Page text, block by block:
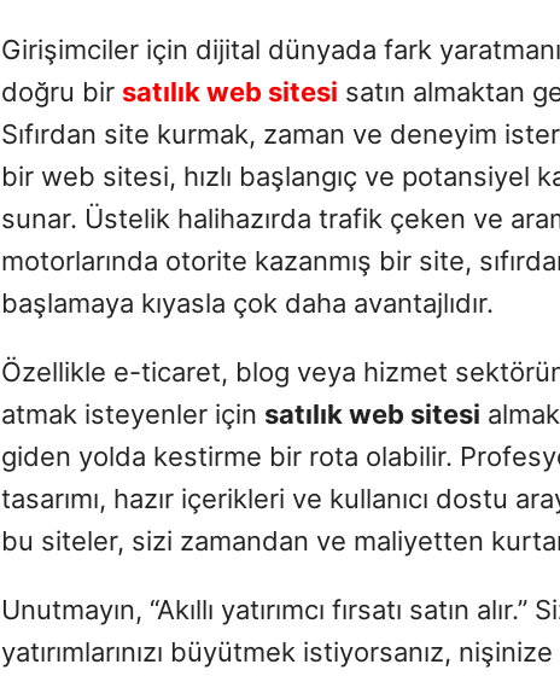
Girişimciler için dijital dünyada fark
doğru bir satılık web sitesi satın almaktan
Sıfırdan site kurmak, zaman ve deneyim
bir web sitesi, hızlı başlangıç ve potansiyel
sunar. Üstelik halihazırda trafik çeken ve
motorlarında otorite kazanmış bir site,
başlamaya kıyasla çok daha avantajlıdır.
Özellikle e-ticaret, blog veya hizmet
atmak isteyenler için satılık web sitesi
giden yolda kestirme bir rota olabilir.
tasarımı, hazır içerikleri ve kullanıcı dostu
bu siteler, sizi zamandan ve maliyetten
Unutmayın, “Akıllı yatırımcı fırsatı satın alır.”
yatırımlarınızı büyütmek istiyorsanız,